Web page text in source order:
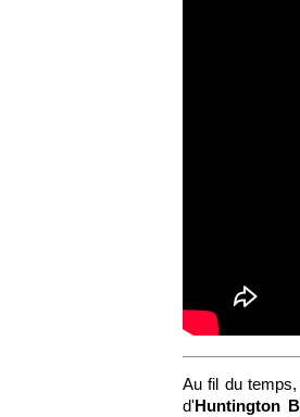
Au fil du
d'Huntington